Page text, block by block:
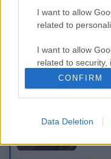
I want to allow
related to
I want to allow
related to security,
functionality and
user protection.
CONFIRM
Data Deletion